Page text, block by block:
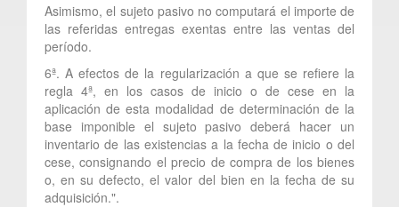
Asimismo, el sujeto pasivo no computará el importe de
las referidas entregas exentas entre las ventas del
período.
6ª. A efectos de la regularización a que se refiere la
regla 4ª, en los casos de inicio o de cese en la
aplicación de esta modalidad de determinación de la
base imponible el sujeto pasivo deberá hacer un
inventario de las existencias a la fecha de inicio o del
cese, consignando el precio de compra de los bienes
o, en su defecto, el valor del bien en la fecha de su
adquisición.".